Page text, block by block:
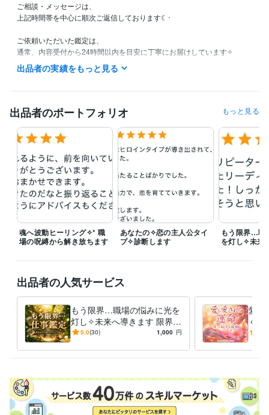
ご相談・メッセージは、
上記時間帯を中心に順次ご返信しております☾･
ご依頼いただいた鑑定は、
通常、内容受付から24時間以内を目安に丁寧にお届けしています✧
長くお時間をいただく鑑定もございますので、商品のお届け日数をご覧
くださいね。
内容により少しお時間をいただく場合もございます。
その際も、24時間以内には一度ご連絡しておりますので、
安心してお待ちいただけますと幸いです✶˚
深夜帯にいただいたご相談は、
翌日以降に順次ご返信いたします☾･。
経験職種
マーケティング / 商品企画・開発 経験年数 : 3年
事務・ビジネスサポート / 事務（一般事務） 経験年数 : 13年
ライフスタイル・その他 / 占い師 経験年数 : 15年
ココナラ プラチナランク
ビジネス・クリエイティブツール
WordPress:0年Excel:15年Google サイト:1年
Google スプレッドシート:3年PowerPoint:2年Word:10年Shopify:2年
freee:1年弥生会計:3年ChatGPT:0年 Midjourney:0年
Adobe Photoshop:0年CapCut:0年 iMovie:0年Canva:2年
AutoCAD:2年
占い ご縁の継ぎ手⋆魂をつなぐ占い
占い
出品者の実績をもっと見る
出品者のポートフォリオ もっと見る
魂へ波動ヒーリング✧* 職
場の呪縛から解き放ちます
あなたの✧恋の主人公タイ
プ✧診断します
もう限界…職
を灯し✧未来
出品者の人気サービス
もう限界…職場の悩みに光を
灯し✧未来へ導きます 限界の
不安を希望に変え未来を選べ
5.0(30) 1,000 円
愛し
く
を％